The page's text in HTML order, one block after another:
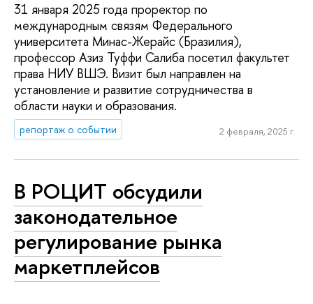
31 января 2025 года проректор по
международным связям Федерального
университета Минас-Жерайс (Бразилия),
профессор Азиз Туффи Салиба посетил факультет
права НИУ ВШЭ. Визит был направлен на
установление и развитие сотрудничества в
области науки и образования.
репортаж о событии 2 февраля, 2025 г.
В РОЦИТ обсудили
законодательное
регулирование рынка
маркетплейсов